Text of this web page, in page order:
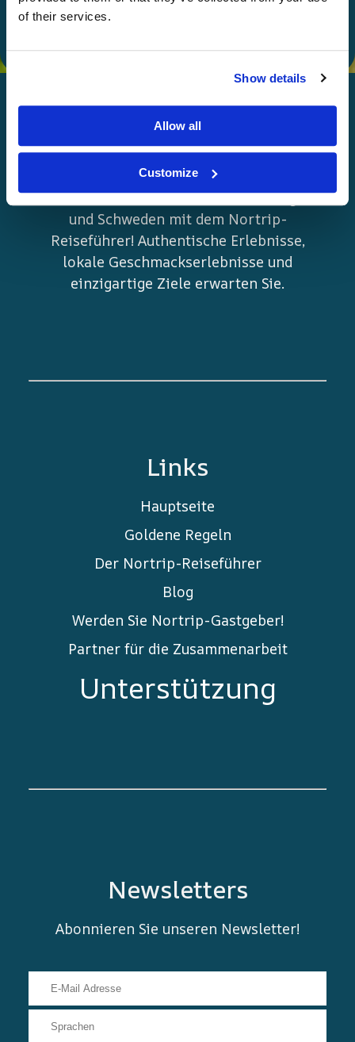
of their services.
Show details
Allow all
Customize
Frohes Nortripping!
Planen Sie neue Abenteuer in Norwegen
und Schweden mit dem Nortrip-
Reiseführer! Authentische Erlebnisse,
lokale Geschmackserlebnisse und
einzigartige Ziele erwarten Sie.
Links
Hauptseite
Goldene Regeln
Der Nortrip-Reiseführer
Blog
Werden Sie Nortrip-Gastgeber!
Partner für die Zusammenarbeit
Unterstützung
Newsletters
Abonnieren Sie unseren Newsletter!